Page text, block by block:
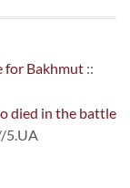
for Bakhmut ::
died in the battle
5.UA